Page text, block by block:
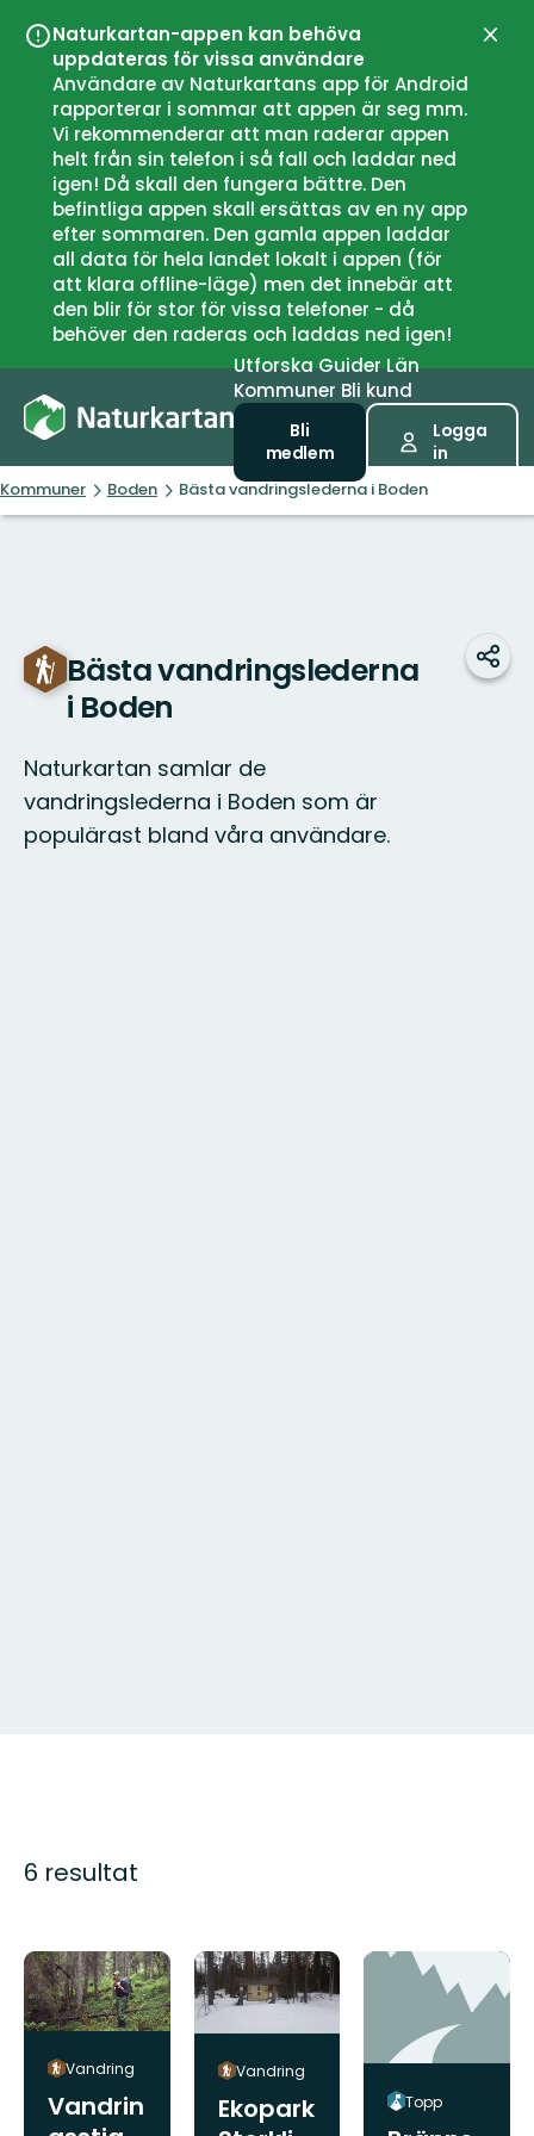
Naturkartan-appen kan behöva
uppdateras för vissa användare
Användare av Naturkartans app för Android
rapporterar i sommar att appen är seg mm.
Vi rekommenderar att man raderar appen
helt från sin telefon i så fall och laddar ned
igen! Då skall den fungera bättre. Den
befintliga appen skall ersättas av en ny app
efter sommaren. Den gamla appen laddar
all data för hela landet lokalt i appen (för
att klara offline-läge) men det innebär att
den blir för stor för vissa telefoner - då
behöver den raderas och laddas ned igen!
UtforskaGuiderLän
Kommuner Bli kund
Bli
medlem
Logga
in
Kommuner Boden Bästa vandringslederna i Boden
Bästa vandringslederna
i Boden
Naturkartan samlar de
vandringslederna i Boden som är
populärast bland våra användare.
Dela
6 resultat
Vandring
Vandrin
Vandring
Ekopark
Topp